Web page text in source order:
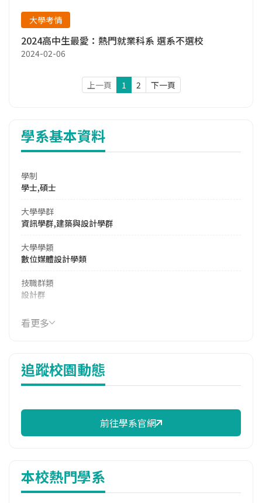
大學考情
2024高中生最愛：熱門就業科系 選系不選校
2024-02-06
上一頁 1 2 下一頁
學系基本資料
學制
學士,碩士
大學學群
資訊學群,建築與設計學群
大學學類
數位媒體設計學類
技職群類
設計群
114年學費
16,446 元/學期
10,450 元/學期
114年註冊率
113學年度下學期
修輔系人數
113學年度上學期
看更多
追蹤校園動態
前往學系官網
本校熱門學系